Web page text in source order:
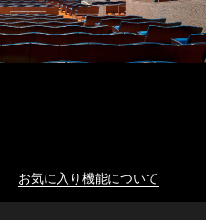
お気に入り機能について